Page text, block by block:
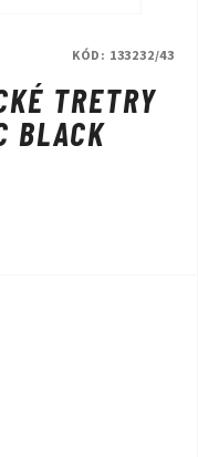
TRETRY
BLACK
KÓD: 133232/43